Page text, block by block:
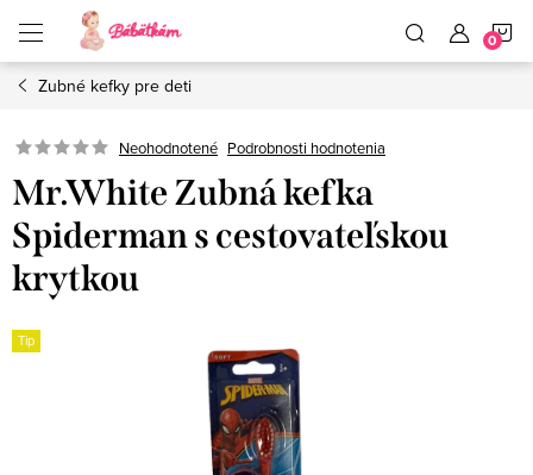
obsah
Zubné kefky pre deti
Neohodnotené Podrobnosti hodnotenia
Mr.White Zubná kefka
Spiderman s cestovateľskou
krytkou
Tip